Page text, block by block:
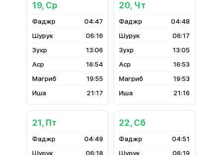
19, Ср
04:47
06:16
13:06
16:54
19:55
21:17
20, Чт
04:48
06:17
13:05
16:53
19:53
21:16
21, Пт
04:49
06:18
22, Сб
04:51
06:19